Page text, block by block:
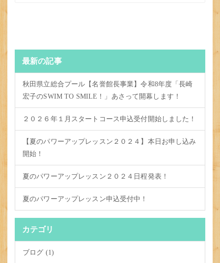
最新の記事
秋田県立総合プール【名誉館長事業】令和8年度「長崎
宏子のSWIM TO SMILE！」あさって開幕します！
２０２６年１月スタートコース申込受付開始しました！
【夏のパワーアップレッスン２０２４】本日お申し込み
開始！
夏のパワーアップレッスン２０２４日程発表！
夏のパワーアップレッスン申込受付中！
カテゴリ
ブログ (1)